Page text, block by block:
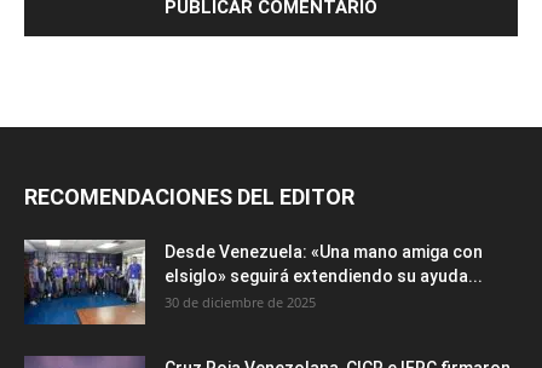
RECOMENDACIONES DEL EDITOR
Desde Venezuela: «Una mano amiga con
elsiglo» seguirá extendiendo su ayuda...
30 de diciembre de 2025